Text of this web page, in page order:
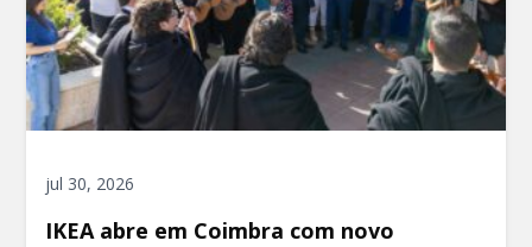
jul 30, 2026
IKEA abre em Coimbra com novo